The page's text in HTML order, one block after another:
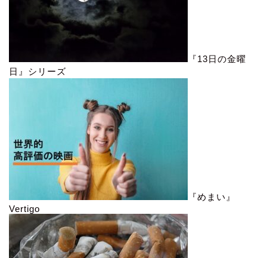
『13日の金曜
日』シリーズ
『めまい』
Vertigo